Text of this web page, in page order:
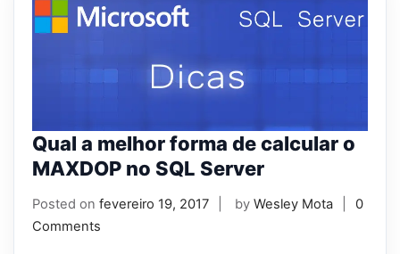
Qual a melhor forma de calcular o
MAXDOP no SQL Server
Posted on fevereiro 19, 2017 by Wesley Mota
0
Comments